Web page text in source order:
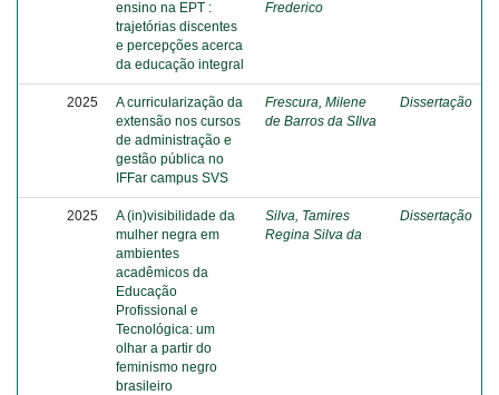
ensino na EPT :
trajetórias discentes
e percepções acerca
da educação integral
Frederico
2025
A curricularização da
extensão nos cursos
de administração e
gestão pública no
IFFar campus SVS
Frescura, Milene
de Barros da SIlva
Dissertação
2025
A (in)visibilidade da
mulher negra em
ambientes
acadêmicos da
Educação
Profissional e
Tecnológica: um
olhar a partir do
feminismo negro
brasileiro
Silva, Tamires
Regina Silva da
Dissertação